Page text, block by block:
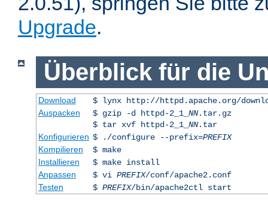
Upgrade.
Überblick für die
Download
$ lynx http://httpd.apache.org/
Auspacken
$ gzip -d httpd-2_1_ NN.tar.gz
$ tar xvf httpd-2_1_ NN.tar
Konfigurieren $ ./configure --prefix=PREFIX
Kompilieren
$ make
Installieren
$ make install
Anpassen
$ vi PREFIX/conf/apache2.conf
Testen
$ PREFIX/bin/apache2ctl start